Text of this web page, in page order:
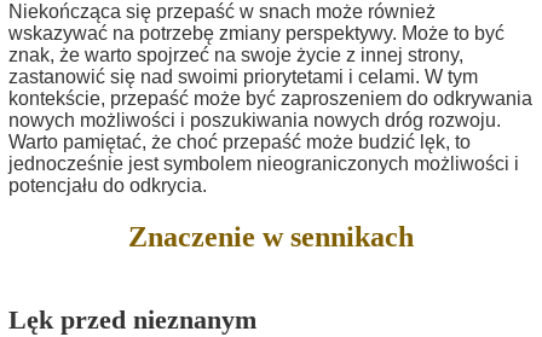
Niekończąca się przepaść w snach może również
wskazywać na potrzebę zmiany perspektywy. Może to być
znak, że warto spojrzeć na swoje życie z innej strony,
zastanowić się nad swoimi priorytetami i celami. W tym
kontekście, przepaść może być zaproszeniem do odkrywania
nowych możliwości i poszukiwania nowych dróg rozwoju.
Warto pamiętać, że choć przepaść może budzić lęk, to
jednocześnie jest symbolem nieograniczonych możliwości i
potencjału do odkrycia.
Znaczenie w sennikach
Lęk przed nieznanym